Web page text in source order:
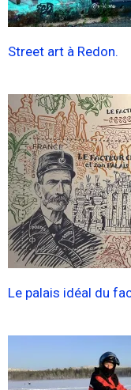
Street art à Redon.
Le palais idéal du